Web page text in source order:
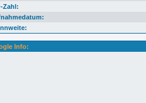
Zahl:
Info: